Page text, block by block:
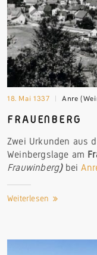
18. Mai 1337 Anre
FRAUENBERG
Zwei Urkunden aus
Weinbergslage am
Frauwinberg)bei
Weiterlesen